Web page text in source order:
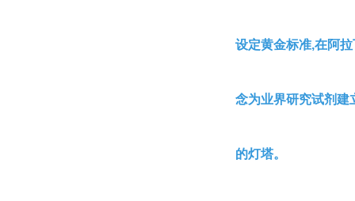
设定黄金标准,在阿
念为业界研究试剂建
的灯塔。